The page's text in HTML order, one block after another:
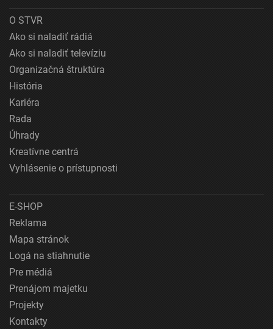
O STVR
Ako si naladiť rádiá
Ako si naladiť televíziu
Organizačná štruktúra
História
Kariéra
Rada
Úhrady
Kreatívne centrá
Vyhlásenie o prístupnosti
E-SHOP
Reklama
Mapa stránok
Logá na stiahnutie
Pre médiá
Prenájom majetku
Projekty
Kontakty